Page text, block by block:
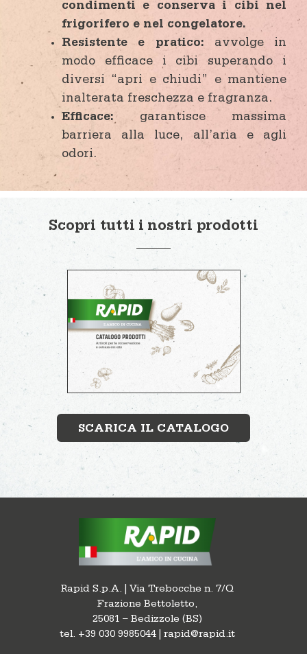
condimenti e conserva i cibi nel
frigorifero e nel congelatore.
Resistente e pratico: avvolge in
modo efficace i cibi superando i
diversi “apri e chiudi” e mantiene
inalterata freschezza e fragranza.
Efficace: garantisce massima
barriera alla luce, all’aria e agli
odori.
Scopri tutti i nostri prodotti
SCARICA IL CATALOGO
Rapid S.p.A. | Via Trebocche n. 7/Q
Frazione Bettoletto,
25081 – Bedizzole (BS)
tel. +39 030 9985044 | rapid@rapid.it